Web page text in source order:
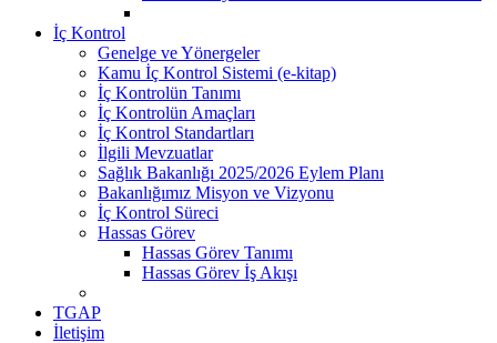
İç Kontrol
Genelge ve Yönergeler
Kamu İç Kontrol Sistemi (e-kitap)
İç Kontrolün Tanımı
İç Kontrolün Amaçları
İç Kontrol Standartları
İlgili Mevzuatlar
Sağlık Bakanlığı 2025/2026 Eylem Planı
Bakanlığımız Misyon ve Vizyonu
İç Kontrol Süreci
Hassas Görev
Hassas Görev Tanımı
Hassas Görev İş Akışı
TGAP
İletişim